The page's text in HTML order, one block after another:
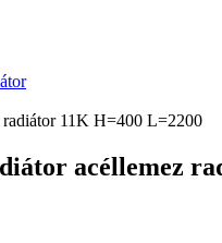
11K H=400 L=2200
acéllemez